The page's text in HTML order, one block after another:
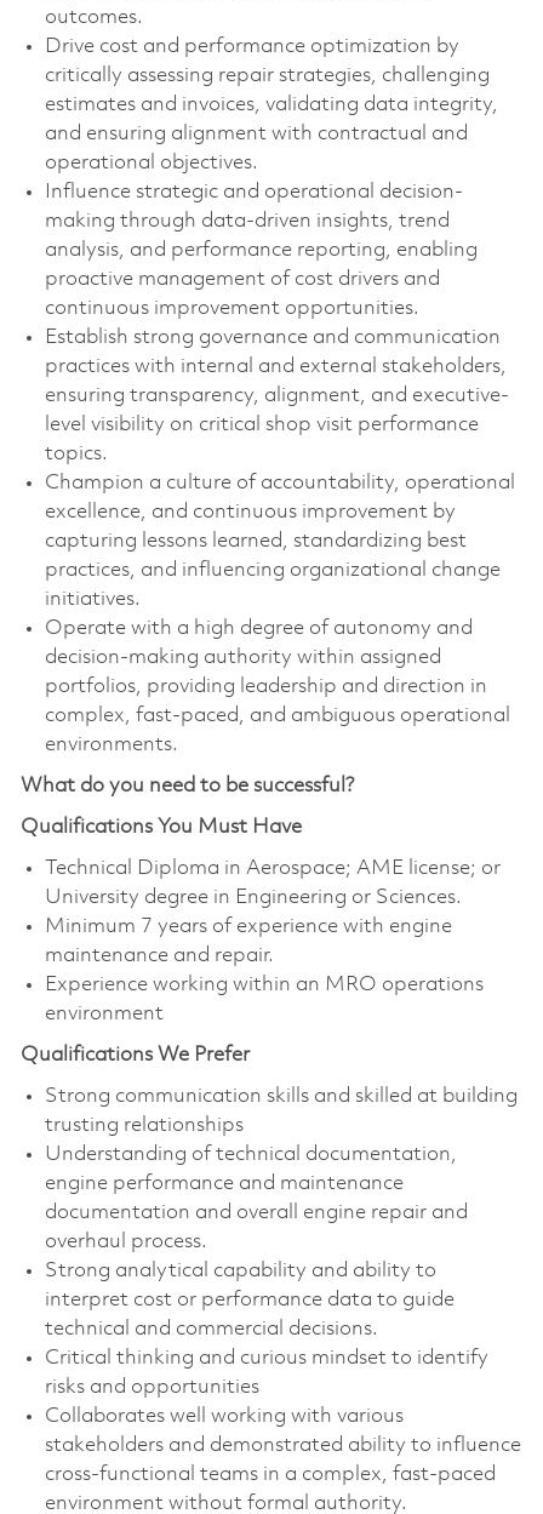
outcomes.
Drive cost and performance optimization by
critically assessing repair strategies, challenging
estimates and invoices, validating data integrity,
and ensuring alignment with contractual and
operational objectives.
Influence strategic and operational decision-
making through data-driven insights, trend
analysis, and performance reporting, enabling
proactive management of cost drivers and
continuous improvement opportunities.
Establish strong governance and communication
practices with internal and external stakeholders,
ensuring transparency, alignment, and executive-
level visibility on critical shop visit performance
topics.
Champion a culture of accountability, operational
excellence, and continuous improvement by
capturing lessons learned, standardizing best
practices, and influencing organizational change
initiatives.
Operate with a high degree of autonomy and
decision-making authority within assigned
portfolios, providing leadership and direction in
complex, fast-paced, and ambiguous operational
environments.
What do you need to be successful?
Qualifications You Must Have
Technical Diploma in Aerospace; AME license; or
University degree in Engineering or Sciences.
Minimum 7 years of experience with engine
maintenance and repair.
Experience working within an MRO operations
environment
Qualifications We Prefer
Strong communication skills and skilled at building
trusting relationships
Understanding of technical documentation,
engine performance and maintenance
documentation and overall engine repair and
overhaul process.
Strong analytical capability and ability to
interpret cost or performance data to guide
technical and commercial decisions.
Critical thinking and curious mindset to identify
risks and opportunities
Collaborates well working with various
stakeholders and demonstrated ability to influence
cross-functional teams in a complex, fast-paced
environment without formal authority.